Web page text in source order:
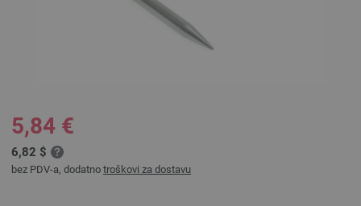
5,84 €
6,82 $
bez PDV-a, dodatno troškovi za dostavu